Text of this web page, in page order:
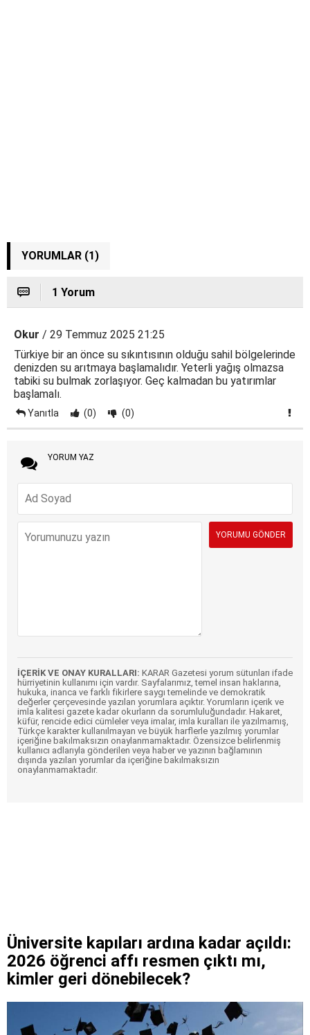
YORUMLAR (1)
1 Yorum
Okur / 29 Temmuz 2025 21:25
Türkiye bir an önce su sıkıntısının olduğu sahil bölgelerinde
denizden su arıtmaya başlamalıdır. Yeterli yağış olmazsa
tabiki su bulmak zorlaşıyor. Geç kalmadan bu yatırımlar
başlamalı.
Yanıtla (0) (0)
YORUM YAZ
İÇERİK VE ONAY KURALLARI: KARAR Gazetesi yorum sütunları ifade
hürriyetinin kullanımı için vardır. Sayfalarımız, temel insan haklarına,
hukuka, inanca ve farklı fikirlere saygı temelinde ve demokratik
değerler çerçevesinde yazılan yorumlara açıktır. Yorumların içerik ve
imla kalitesi gazete kadar okurların da sorumluluğundadır. Hakaret,
küfür, rencide edici cümleler veya imalar, imla kuralları ile yazılmamış,
Türkçe karakter kullanılmayan ve büyük harflerle yazılmış yorumlar
içeriğine bakılmaksızın onaylanmamaktadır. Özensizce belirlenmiş
kullanıcı adlarıyla gönderilen veya haber ve yazının bağlamının
dışında yazılan yorumlar da içeriğine bakılmaksızın
onaylanmamaktadır.
Üniversite kapıları ardına kadar açıldı:
2026 öğrenci affı resmen çıktı mı,
kimler geri dönebilecek?